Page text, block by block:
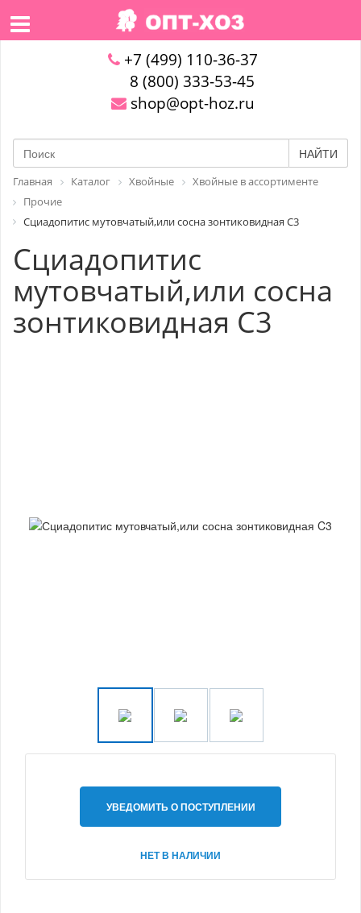
+7 (499) 110-36-37
8 (800) 333-53-45
shop@opt-hoz.ru
НАЙТИ
Главная Каталог Хвойные
Хвойные в ассортименте
Прочие
Сциадопитис мутовчатый,или сосна зонтиковидная C3
Сциадопитис
мутовчатый,или сосна
зонтиковидная C3
УВЕДОМИТЬ О ПОСТУПЛЕНИИ
НЕТ В НАЛИЧИИ